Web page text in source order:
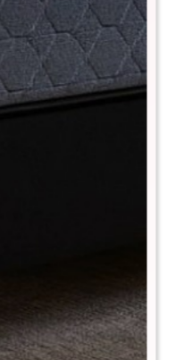
natural y confort
para quienes buscan un
firme. Combina la
con espuma viscoelástica
y una excelente
y materiales de alta
por muchos años.
brindando estabilidad
Cuando una